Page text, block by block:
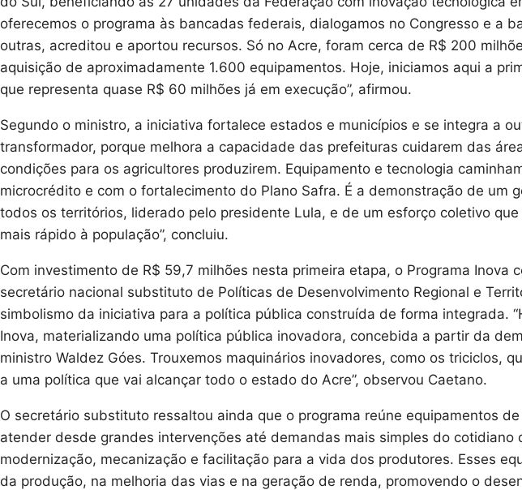
oferecemos o programa às bancadas federais, dialogamos no Congresso e a
outras, acreditou e aportou recursos. Só no Acre, foram cerca de R$ 200
aquisição de aproximadamente 1.600 equipamentos. Hoje, iniciamos aqui a
que representa quase R$ 60 milhões já em execução”, afirmou.
Segundo o ministro, a iniciativa fortalece estados e municípios e se integra a
transformador, porque melhora a capacidade das prefeituras cuidarem das
condições para os agricultores produzirem. Equipamento e tecnologia
microcrédito e com o fortalecimento do Plano Safra. É a demonstração de um
todos os territórios, liderado pelo presidente Lula, e de um esforço coletivo
mais rápido à população”, concluiu.
Com investimento de R$ 59,7 milhões nesta primeira etapa, o Programa Inova
secretário nacional substituto de Políticas de Desenvolvimento Regional e
simbolismo da iniciativa para a política pública construída de forma integrada.
Inova, materializando uma política pública inovadora, concebida a partir da
ministro Waldez Góes. Trouxemos maquinários inovadores, como os triciclos,
a uma política que vai alcançar todo o estado do Acre”, observou Caetano.
O secretário substituto ressaltou ainda que o programa reúne equipamentos
atender desde grandes intervenções até demandas mais simples do cotidiano
modernização, mecanização e facilitação para a vida dos produtores. Esses
da produção, na melhoria das vias e na geração de renda, promovendo o